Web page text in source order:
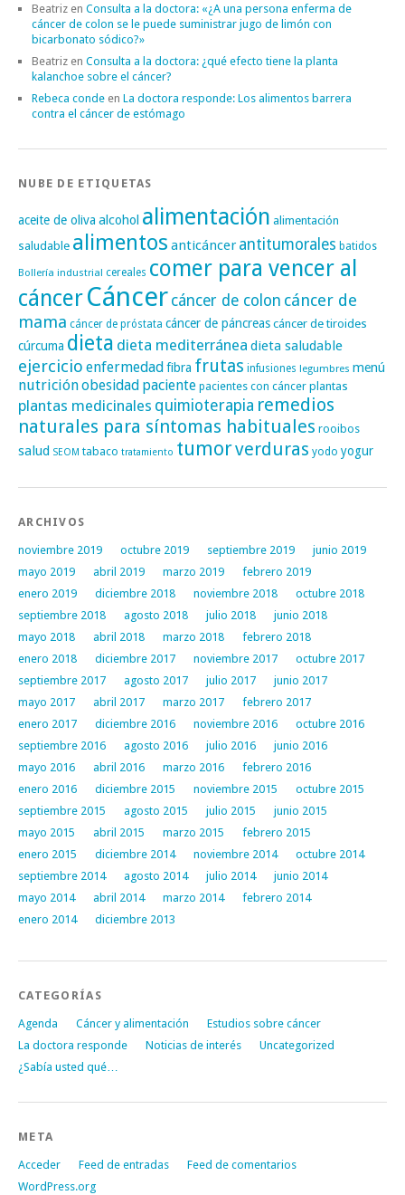
Beatriz en Consulta a la doctora: «¿A una persona enferma de
cáncer de colon se le puede suministrar jugo de limón con
bicarbonato sódico?»
Beatriz en Consulta a la doctora: ¿qué efecto tiene la planta
kalanchoe sobre el cáncer?
Rebeca conde en La doctora responde: Los alimentos barrera
contra el cáncer de estómago
NUBE DE ETIQUETAS
aceite de oliva alcohol alimentación alimentación
saludable alimentos anticáncer antitumorales batidos
Bollería industrial cereales comer para vencer al
cáncerCáncer cáncer de colon cáncer de
mama cáncer de próstata cáncer de páncreascáncer de tiroides
cúrcuma dieta dieta mediterránea dieta saludable
ejercicio enfermedadfibra frutas infusiones legumbres menú
nutriciónobesidad paciente pacientes con cáncer plantas
plantas medicinales quimioterapia remedios
naturales para síntomas habituales rooibos
salud SEOM tabaco tratamiento tumorverduras yodo yogur
ARCHIVOS
noviembre 2019 octubre 2019 septiembre 2019
junio 2019
mayo 2019
abril 2019 marzo 2019
febrero 2019
enero 2019
diciembre 2018 noviembre 2018
octubre 2018
septiembre 2018
agosto 2018 julio 2018
junio 2018
mayo 2018
abril 2018 marzo 2018
febrero 2018
enero 2018
diciembre 2017 noviembre 2017
octubre 2017
septiembre 2017
agosto 2017 julio 2017
junio 2017
mayo 2017
abril 2017 marzo 2017
febrero 2017
enero 2017
diciembre 2016 noviembre 2016
octubre 2016
septiembre 2016
agosto 2016 julio 2016
junio 2016
mayo 2016
abril 2016 marzo 2016
febrero 2016
enero 2016
diciembre 2015 noviembre 2015
octubre 2015
septiembre 2015
agosto 2015 julio 2015
junio 2015
mayo 2015
abril 2015 marzo 2015
febrero 2015
enero 2015
diciembre 2014 noviembre 2014
octubre 2014
septiembre 2014
agosto 2014 julio 2014
junio 2014
mayo 2014
abril 2014 marzo 2014
febrero 2014
enero 2014
diciembre 2013
CATEGORÍAS
Agenda Cáncer y alimentación
Estudios sobre cáncer
La doctora responde
Noticias de interés
Uncategorized
¿Sabía usted qué…
META
Acceder Feed de entradas
Feed de comentarios
WordPress.org